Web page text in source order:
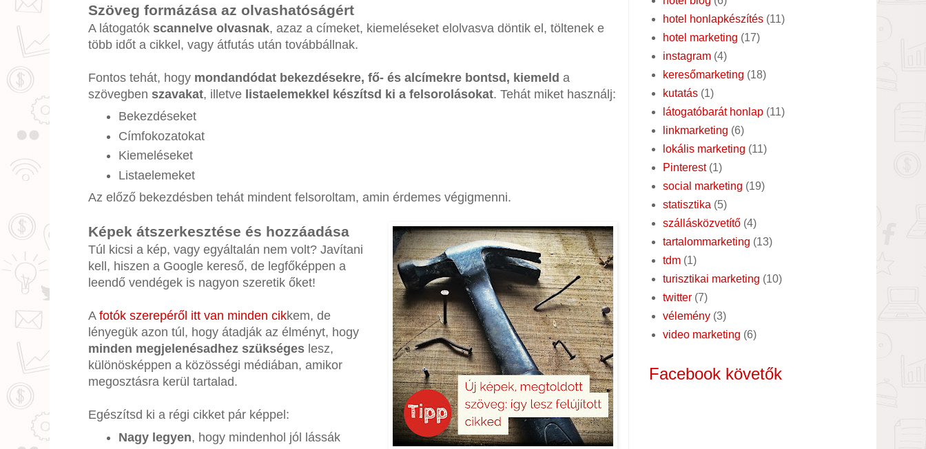
Szöveg formázása az olvashatóságért
A látogatók scannelve olvasnak, azaz a címeket, kiemeléseket elolvasva döntik el, töltenek e
több időt a cikkel, vagy átfutás után továbbállnak.
Fontos tehát, hogy mondandódat bekezdésekre, fő- és alcímekre bontsd, kiemeld a
szövegben szavakat, illetve listaelemekkel készítsd ki a felsorolásokat. Tehát miket használj:
Bekezdéseket
Címfokozatokat
Kiemeléseket
Listaelemeket
Az előző bekezdésben tehát mindent felsoroltam, amin érdemes végigmenni.
Képek átszerkesztése és hozzáadása
Túl kicsi a kép, vagy egyáltalán nem volt? Javítani
kell, hiszen a Google kereső, de legfőképpen a
leendő vendégek is nagyon szeretik őket!
A fotók szerepéről itt van minden cikkem, de
lényegük azon túl, hogy átadják az élményt, hogy
minden megjelenésadhez szükséges lesz,
különösképpen a közösségi médiában, amikor
megosztásra kerül tartalad.
Egészítsd ki a régi cikket pár képpel:
Nagy legyen, hogy mindenhol jól lássák
hotel honlapkészítés (11)
hotel marketing (17)
instagram (4)
keresőmarketing (18)
kutatás (1)
látogatóbarát honlap (11)
linkmarketing (6)
lokális marketing (11)
Pinterest (1)
social marketing (19)
statisztika (5)
szállásközvetítő (4)
tartalommarketing (13)
tdm (1)
turisztikai marketing (10)
twitter (7)
vélemény (3)
video marketing (6)
Facebook követők